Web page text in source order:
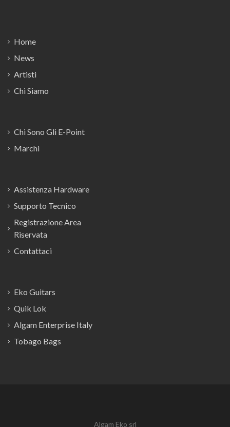
Home
News
Artisti
Chi Siamo
Chi Sono Gli E-Point
Marchi
Assistenza Hardware
Supporto Tecnico
Registrazione Area
Riservata
Contattaci
Eko Guitars
Quik Lok
Algam Enterprise Italy
Tobago Bags
Algam Eko srl